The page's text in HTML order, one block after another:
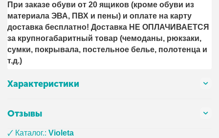
При заказе обуви от 20 ящиков (кроме обуви из
материала ЭВА, ПВХ и пены) и оплате на карту
доставка бесплатно! Доставка НЕ ОПЛАЧИВАЕТСЯ
за крупногабаритный товар (чемоданы, рюкзаки,
сумки, покрывала, постельное белье, полотенца и
т.д.)
Характеристики
Отзывы
🗸 Каталог.:Violeta